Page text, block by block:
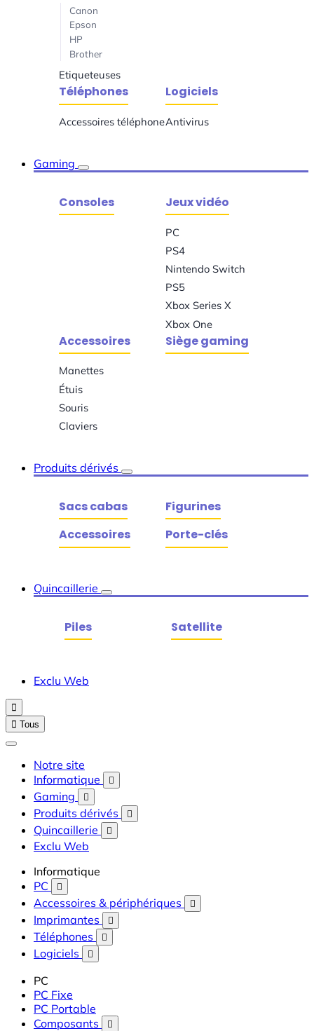
Canon
Epson
HP
Brother
Etiqueteuses
Téléphones
Accessoires téléphone
Logiciels
Antivirus
Gaming
Consoles Jeux vidéo
PC
PS4
Nintendo Switch
PS5
Xbox Series X
Xbox One
Accessoires
Manettes
Étuis
Souris
Claviers
Siège gaming
Produits dérivés
Sacs cabas
Figurines
Accessoires
Porte-clés
Quincaillerie
Piles Satellite
Exclu Web

 Tous
Notre site
Informatique

Gaming 
Produits dérivés 
Quincaillerie 
Exclu Web
Informatique
PC

Accessoires & périphériques 
Imprimantes 
Téléphones 
Logiciels 
PC
PC Fixe
PC Portable
Composants
